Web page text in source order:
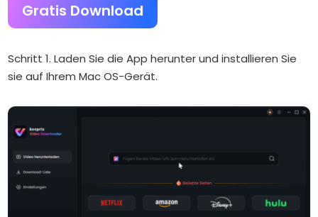
Gratis Download
Schritt 1. Laden Sie die App herunter und installieren Sie
sie auf Ihrem Mac OS-Gerät.